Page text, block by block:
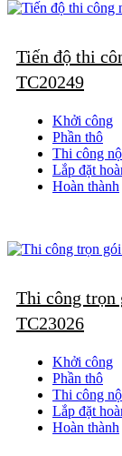
Tiến độ thi
TC20249
Khởi công
Phần thô
Thi công
Lắp đặt
Hoàn thành
Thi công trọn
TC23026
Khởi công
Phần thô
Thi công
Lắp đặt
Hoàn thành